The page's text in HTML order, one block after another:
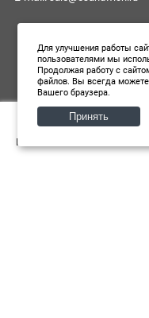
Главная© ООО "Сеть
Для улучшения работы
пользователями мы
Продолжая работу с
файлов. Вы всегда
Вашего браузера.
Принять